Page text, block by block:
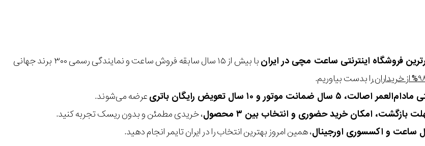
فروشگاه اینترنتی ساعت مچی در ایران
با بیش از ۱۵ سال سابقه فروش ساعت و نمایندگی رسمی ۳۰۰ برند جهانی
را بدست بیاوریم.
اصالت، ۵ سال ضمانت موتور و ۱۰ سال تعویض رایگان باتری
عرضه می‌شوند.
، خریدی مطمئن و بدون ریسک تجربه کنید.
، همین امروز بهترین انتخاب را در ایران تایمر انجام دهید.